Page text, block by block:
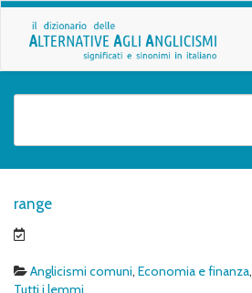
range
Anglicismi comuni, Economia e finanza,
Tutti i lemmi